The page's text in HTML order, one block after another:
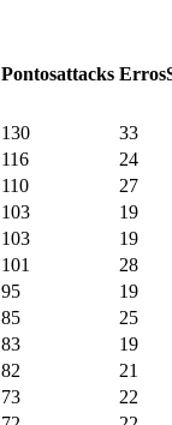
Pontosattacks Erros
130
33
116
24
110
27
103
19
103
19
101
28
95
19
85
25
83
19
82
21
73
22